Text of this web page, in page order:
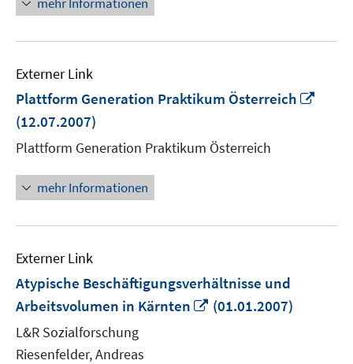
Externer Link
Plattform Generation Praktikum Österreich
(12.07.2007)
Plattform Generation Praktikum Österreich
mehr Informationen
Externer Link
Atypische Beschäftigungsverhältnisse und
Arbeitsvolumen in Kärnten
In
(01.01.2007)
L&R Sozialforschung
Riesenfelder, Andreas